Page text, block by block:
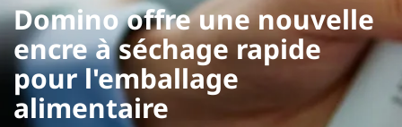
Domino offre une nouvelle
encre à séchage rapide
pour l'emballage
alimentaire